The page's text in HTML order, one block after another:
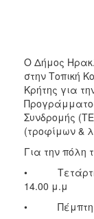
2012
2011
2010
2006
Ο Δήμος
στην Τοπική
Κρήτης για
Προγράμματος
Συνδρομής
(τροφίμων &
Για την πόλη
• Τετάρτη
14.00 μ.μ
• Πέμπτη 1